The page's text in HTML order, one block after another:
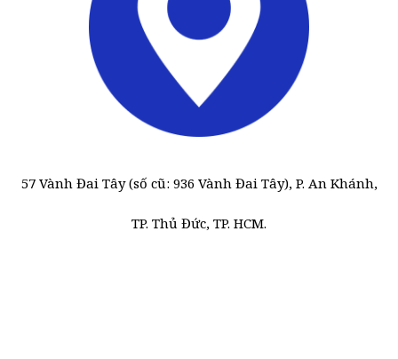
57 Vành Đai Tây (số cũ: 936 Vành Đai Tây), P. An Khánh,
TP. Thủ Đức, TP. HCM.